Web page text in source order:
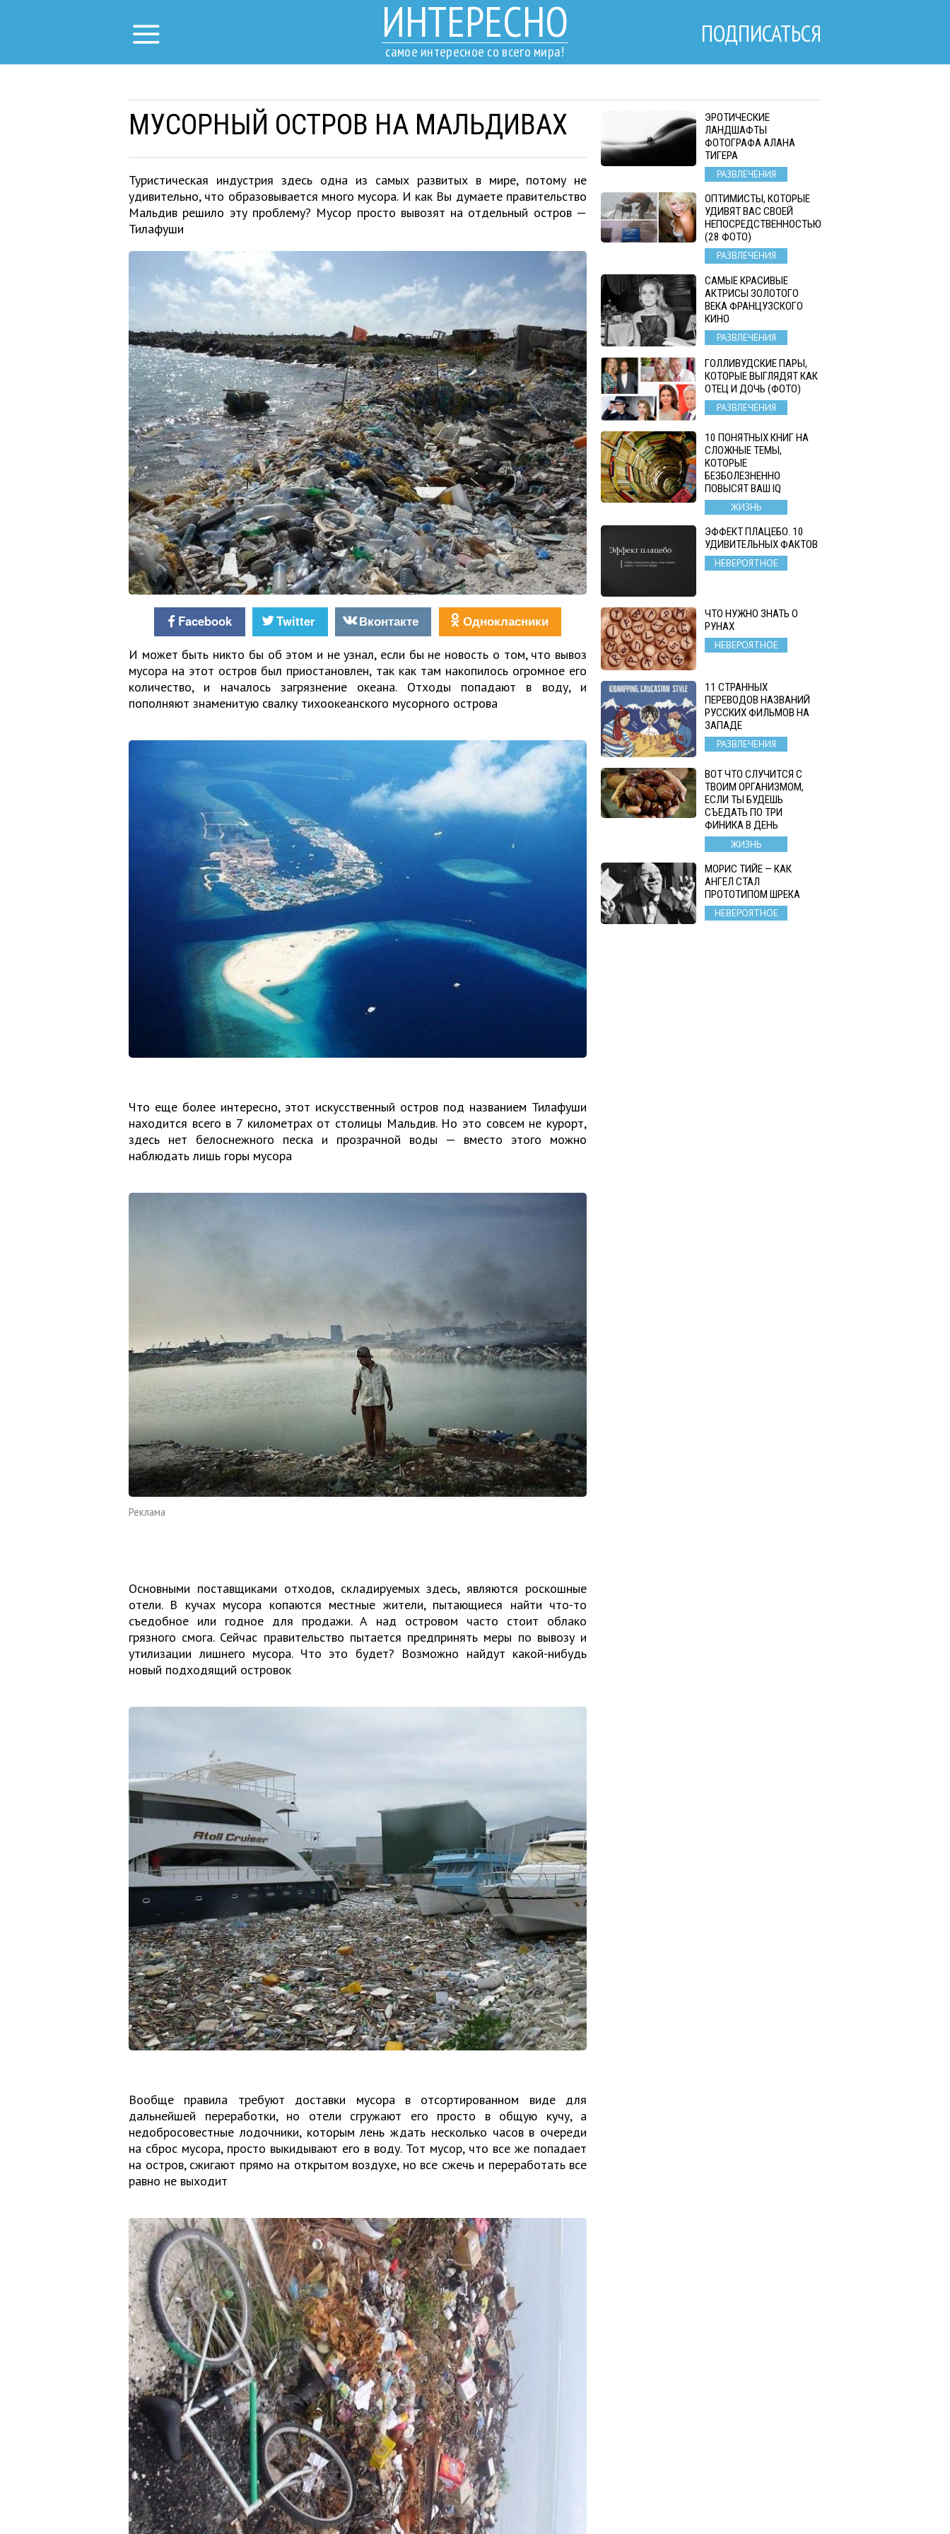
ИНТЕРЕСНО
самое интересное со всего мира!
ПОДПИСАТЬСЯ
МУСОРНЫЙ ОСТРОВ НА МАЛЬДИВАХ
Туристическая индустрия здесь одна из самых развитых в мире, потому не
удивительно, что образовывается много мусора. И как Вы думаете правительство
Мальдив решило эту проблему? Мусор просто вывозят на отдельный остров —
Тилафуши
Facebook Twitter Вконтакте Однокласники
И может быть никто бы об этом и не узнал, если бы не новость о том, что вывоз
мусора на этот остров был приостановлен, так как там накопилось огромное его
количество, и началось загрязнение океана. Отходы попадают в воду, и
пополняют знаменитую свалку тихоокеанского мусорного острова
Что еще более интересно, этот искусственный остров под названием Тилафуши
находится всего в 7 километрах от столицы Мальдив. Но это совсем не курорт,
здесь нет белоснежного песка и прозрачной воды — вместо этого можно
наблюдать лишь горы мусора
Реклама
Основными поставщиками отходов, складируемых здесь, являются роскошные
отели. В кучах мусора копаются местные жители, пытающиеся найти что-то
съедобное или годное для продажи. А над островом часто стоит облако
грязного смога. Сейчас правительство пытается предпринять меры по вывозу и
утилизации лишнего мусора. Что это будет? Возможно найдут какой-нибудь
новый подходящий островок
Вообще правила требуют доставки мусора в отсортированном виде для
дальнейшей переработки, но отели сгружают его просто в общую кучу, а
недобросовестные лодочники, которым лень ждать несколько часов в очереди
на сброс мусора, просто выкидывают его в воду. Тот мусор, что все же попадает
на остров, сжигают прямо на открытом воздухе, но все сжечь и переработать все
равно не выходит
ЭРОТИЧЕСКИЕ
ЛАНДШАФТЫ
ФОТОГРАФА АЛАНА
ТИГЕРА
РАЗВЛЕЧЕНИЯ
ОПТИМИСТЫ, КОТОРЫЕ
УДИВЯТ ВАС СВОЕЙ
НЕПОСРЕДСТВЕННОСТЬЮ
(28 ФОТО)
РАЗВЛЕЧЕНИЯ
САМЫЕ КРАСИВЫЕ
АКТРИСЫ ЗОЛОТОГО
ВЕКА ФРАНЦУЗСКОГО
КИНО
РАЗВЛЕЧЕНИЯ
ГОЛЛИВУДСКИЕ ПАРЫ,
КОТОРЫЕ ВЫГЛЯДЯТ КАК
ОТЕЦ И ДОЧЬ (ФОТО)
РАЗВЛЕЧЕНИЯ
10 ПОНЯТНЫХ КНИГ НА
СЛОЖНЫЕ ТЕМЫ,
КОТОРЫЕ
БЕЗБОЛЕЗНЕННО
ПОВЫСЯТ ВАШ IQ
ЖИЗНЬ
ЭФФЕКТ ПЛАЦЕБО. 10
УДИВИТЕЛЬНЫХ ФАКТОВ
НЕВЕРОЯТНОЕ
ЧТО НУЖНО ЗНАТЬ О
РУНАХ
НЕВЕРОЯТНОЕ
11 СТРАННЫХ
ПЕРЕВОДОВ НАЗВАНИЙ
РУССКИХ ФИЛЬМОВ НА
ЗАПАДЕ
РАЗВЛЕЧЕНИЯ
ВОТ ЧТО СЛУЧИТСЯ С
ТВОИМ ОРГАНИЗМОМ,
ЕСЛИ ТЫ БУДЕШЬ
СЪЕДАТЬ ПО ТРИ
ФИНИКА В ДЕНЬ
ЖИЗНЬ
МОРИС ТИЙЕ — КАК
АНГЕЛ СТАЛ
ПРОТОТИПОМ ШРЕКА
НЕВЕРОЯТНОЕ